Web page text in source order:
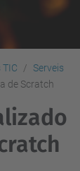
TIC
Serveis
de Scratch